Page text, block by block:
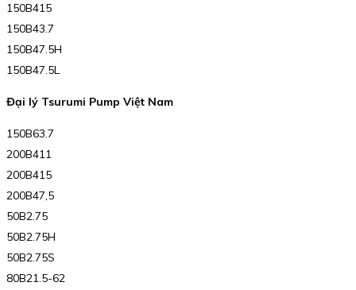
150B415
150B43.7
150B47.5H
150B47.5L
Đại lý Tsurumi Pump Việt Nam
150B63.7
200B411
200B415
200B47,5
50B2.75
50B2.75H
50B2.75S
80B21.5-62